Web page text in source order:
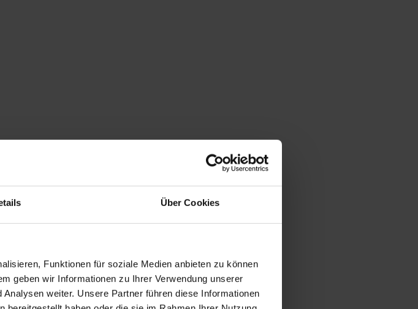
Über Cookies
Funktionen für soziale Medien anbieten zu können
geben wir Informationen zu Ihrer Verwendung unserer
weiter. Unsere Partner führen diese Informationen